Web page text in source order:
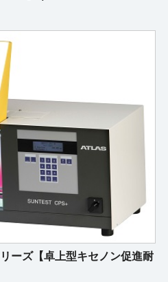
ーズ【卓上型キセノン促進耐